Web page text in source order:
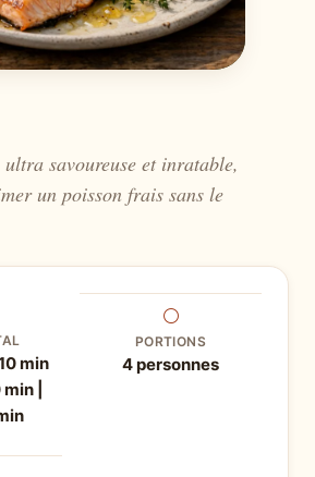
ultra savoureuse et inratable,
un poisson frais sans le
min
|
⚪
PORTIONS
4 personnes